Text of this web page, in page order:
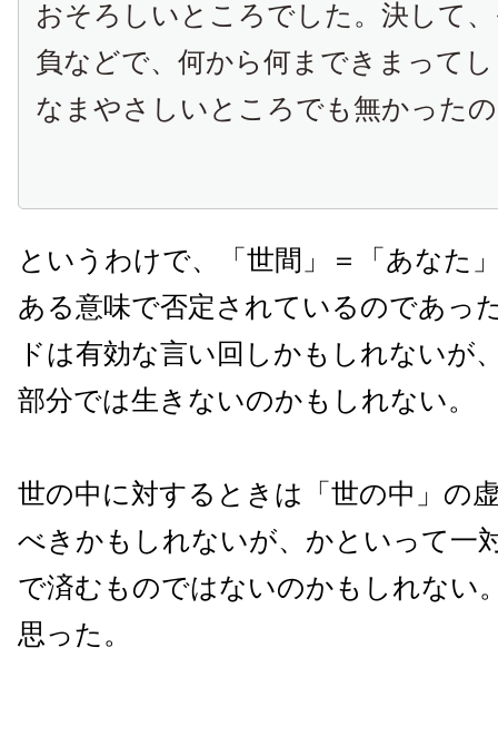
おそろしいところでした。決して
負などで、何から何まできまって
なまやさしいところでも無かった
というわけで、「世間」＝「あなた
ある意味で否定されているのであっ
ドは有効な言い回しかもしれないが
部分では生きないのかもしれない。
世の中に対するときは「世の中」の
べきかもしれないが、かといって一
で済むものではないのかもしれない
思った。